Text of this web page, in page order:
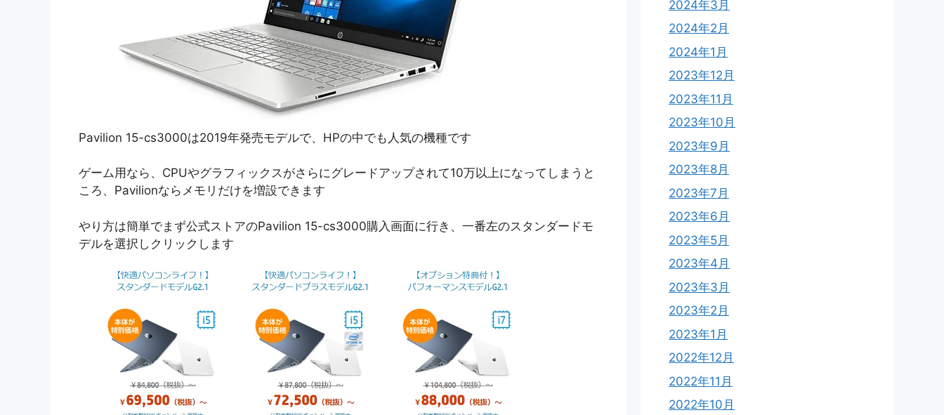
Pavilion 15-cs3000は2019年発売モデルで、HPの中でも人気の機種です
ゲーム用なら、CPUやグラフィックスがさらにグレードアップされて10万以上になってしまうと
ころ、Pavilionならメモリだけを増設できます
やり方は簡単でまず公式ストアのPavilion 15-cs3000購入画面に行き、一番左のスタンダードモ
デルを選択しクリックします
2024年3月
2024年2月
2024年1月
2023年12月
2023年11月
2023年10月
2023年9月
2023年8月
2023年7月
2023年6月
2023年5月
2023年4月
2023年3月
2023年2月
2023年1月
2022年12月
2022年11月
2022年10月